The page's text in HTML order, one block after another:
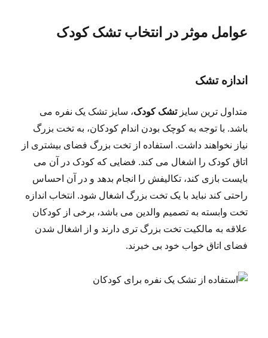
عوامل موثر در انتخاب تشک کودک
اندازه تشک
متداول ترین سایزتشک کودک، سایز تشک یک نفره می
باشد. با توجه به کوچک بودن اندام کودکان، به تخت بزرگ
نیاز نخواهند داشت. استفاده از تخت بزرگ فضای بیشتری از
اتاق کودک را اشغال می کند. فضایی که کودک در آن می
بایست بازی کند، تکالیفش را انجام بدهد و در آن احساس
راحتی کند نباید با یک تخت بزرگ اشغال شود. انتخاب اندازه
تخت وابسته به تصمیم والدین می باشد، برخی از کودکان
علاقه به مالکیت تخت بزرگ تری دارند و از اشغال شدن
فضای اتاق خواب خود بی خبرند.